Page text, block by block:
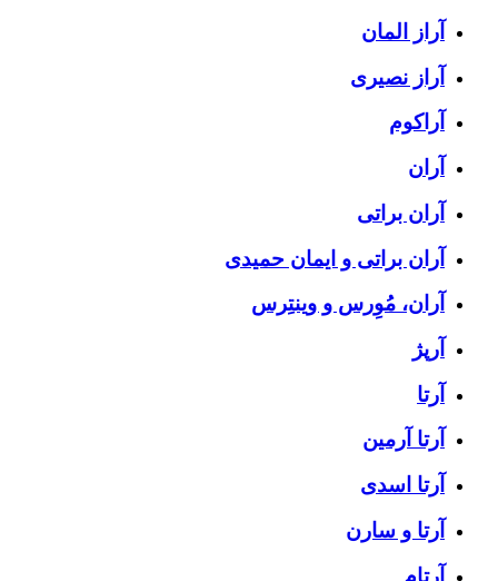
آراز المان
آراز نصیری
آراکوم
آران
آران براتی
آران براتی و ایمان حمیدی
آران، مُوِرس و وینتِرس
آرپژ
آرتا
آرتا آرمین
آرتا اسدی
آرتا و سارن
آرتام